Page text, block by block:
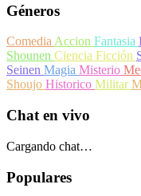
Géneros
ComediaAccion Fantasia
Shounen Ciencia Ficción
Seinen Magia Misterio
Shoujo Historico Militar
Chat en vivo
Cargando chat…
Populares